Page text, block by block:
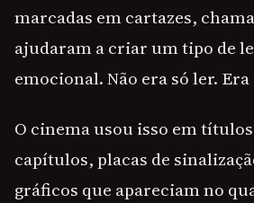
marcadas em cartazes,
ajudaram a criar um tipo de
emocional. Não era só ler.
O cinema usou isso em
capítulos, placas de
gráficos que apareciam no